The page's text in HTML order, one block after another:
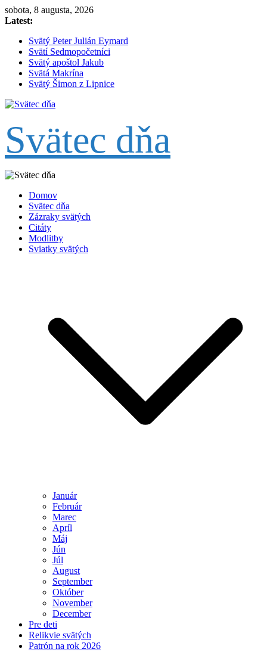
Skip
to
sobota, 8 augusta, 2026
Latest:
Svätý Peter Julián Eymard
Svätí Sedmopočetníci
Svätý apoštol Jakub
Svätá Makrína
Svätý Šimon z Lipnice
Svätec dňa
Domov
Svätec dňa
Zázraky svätých
Citáty
Modlitby
Sviatky svätých
Január
Február
Marec
Apríl
Máj
Jún
Júl
August
September
Október
November
December
Pre deti
Relikvie svätých
Patrón na rok 2026